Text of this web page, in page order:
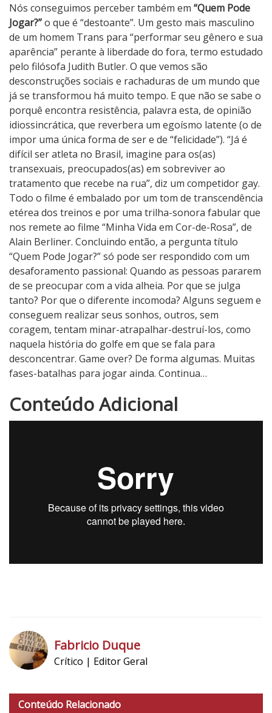
Nós conseguimos perceber também em “Quem Pode
Jogar?”o que é “destoante”. Um gesto mais masculino
de um homem Trans para “performar seu gênero e sua
aparência” perante à liberdade do fora, termo estudado
pelo filósofa Judith Butler. O que vemos são
desconstruções sociais e rachaduras de um mundo que
já se transformou há muito tempo. E que não se sabe o
porquê encontra resistência, palavra esta, de opinião
idiossincrática, que reverbera um egoísmo latente (o de
impor uma única forma de ser e de “felicidade”). “Já é
difícil ser atleta no Brasil, imagine para os(as)
transexuais, preocupados(as) em sobreviver ao
tratamento que recebe na rua”, diz um competidor gay.
Todo o filme é embalado por um tom de transcendência
etérea dos treinos e por uma trilha-sonora fabular que
nos remete ao filme “Minha Vida em Cor-de-Rosa”, de
Alain Berliner. Concluindo então, a pergunta título
“Quem Pode Jogar?” só pode ser respondido com um
desaforamento passional: Quando as pessoas pararem
de se preocupar com a vida alheia. Por que se julga
tanto? Por que o diferente incomoda? Alguns seguem e
conseguem realizar seus sonhos, outros, sem
coragem, tentam minar-atrapalhar-destruí-los, como
naquela história do golfe em que se fala para
desconcentrar. Game over? De forma algumas. Muitas
fases-batalhas para jogar ainda. Continua…
N
o
Conteúdo Adicional
t
Fabricio Duque
Crítico | Editor Geral
Conteúdo Relacionado